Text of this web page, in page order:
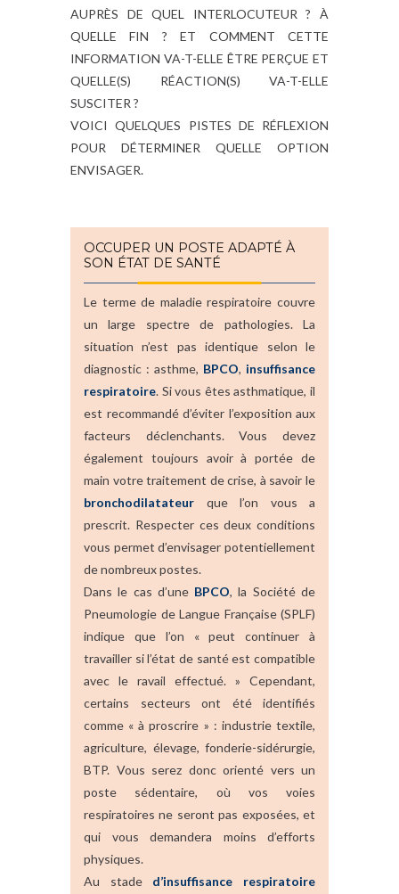
AUPRÈS DE QUEL INTERLOCUTEUR ? À
QUELLE FIN ? ET COMMENT CETTE
INFORMATION VA-T-ELLE ÊTRE PERÇUE ET
QUELLE(S) RÉACTION(S) VA-T-ELLE
SUSCITER ?
VOICI QUELQUES PISTES DE RÉFLEXION
POUR DÉTERMINER QUELLE OPTION
ENVISAGER.
OCCUPER UN POSTE ADAPTÉ À
SON ÉTAT DE SANTÉ
Le terme de maladie respiratoire couvre
un large spectre de pathologies. La
situation n’est pas identique selon le
diagnostic : asthme, BPCO, insuffisance
respiratoire. Si vous êtes asthmatique, il
est recommandé d’éviter l’exposition aux
facteurs déclenchants. Vous devez
également toujours avoir à portée de
main votre traitement de crise, à savoir le
bronchodilatateur que l’on vous a
prescrit. Respecter ces deux conditions
vous permet d’envisager potentiellement
de nombreux postes.
Dans le cas d’une BPCO, la Société de
Pneumologie de Langue Française (SPLF)
indique que l’on « peut continuer à
travailler si l’état de santé est compatible
avec le ravail effectué. » Cependant,
certains secteurs ont été identifiés
comme « à proscrire » : industrie textile,
agriculture, élevage, fonderie-sidérurgie,
BTP. Vous serez donc orienté vers un
poste sédentaire, où vos voies
respiratoires ne seront pas exposées, et
qui vous demandera moins d’efforts
physiques.
Au stade d’insuffisance respiratoire